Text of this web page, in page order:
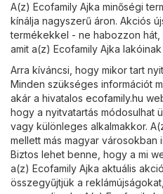
A(z) Ecofamily Ajka minőségi
kínálja nagyszerű áron. Akciós
termékekkel - ne habozzon
amit a(z) Ecofamily Ajka lakóinak
Arra kíváncsi, hogy mikor tart
Minden szükséges információt
akár a hivatalos ecofamily.hu
hogy a nyitvatartás módosulhat
vagy különleges alkalmakkor.
mellett más magyar városokban
Biztos lehet benne, hogy a mi
a(z) Ecofamily Ajka aktuális
összegyűjtjük a